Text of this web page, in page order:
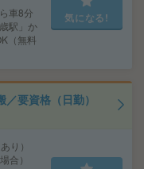
車8分
駅」か
（無料
気になる!
要資格（日勤）
り）
合）